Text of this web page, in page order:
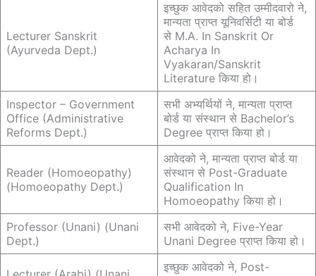
Lecturer Sanskrit
(Ayurveda Dept.)
इच्छुक आवेदको सहित उम्मीदवारो ने,
मान्यता प्राप्त यूनिवर्सिटी या बोर्ड
से M.A. In Sanskrit Or
Acharya In
Vyakaran/Sanskrit
Literature किया हो।
Inspector – Government
Office (Administrative
Reforms Dept.)
सभी अभ्यर्थियों ने, मान्यता प्राप्त
बोर्ड या संस्थान से Bachelor’s
Degree प्राप्त किया हो।
Reader (Homoeopathy)
(Homoeopathy Dept.)
आवेदको ने, मान्यता प्राप्त बोर्ड या
संस्थान से Post-Graduate
Qualification In
Homoeopathy किया हो।
Professor (Unani) (Unani
Dept.)
सभी आवेदको ने, Five-Year
Unani Degree प्राप्त किया हो।
इच्छुक आवेदको ने, Post-